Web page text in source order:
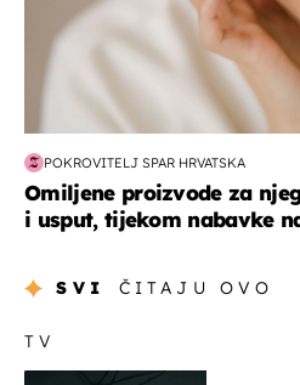
POKROVITELJ SPAR HRVATSKA
Omiljene proizvode za
i usput, tijekom nabavke
SVI ČITAJU OVO
TV